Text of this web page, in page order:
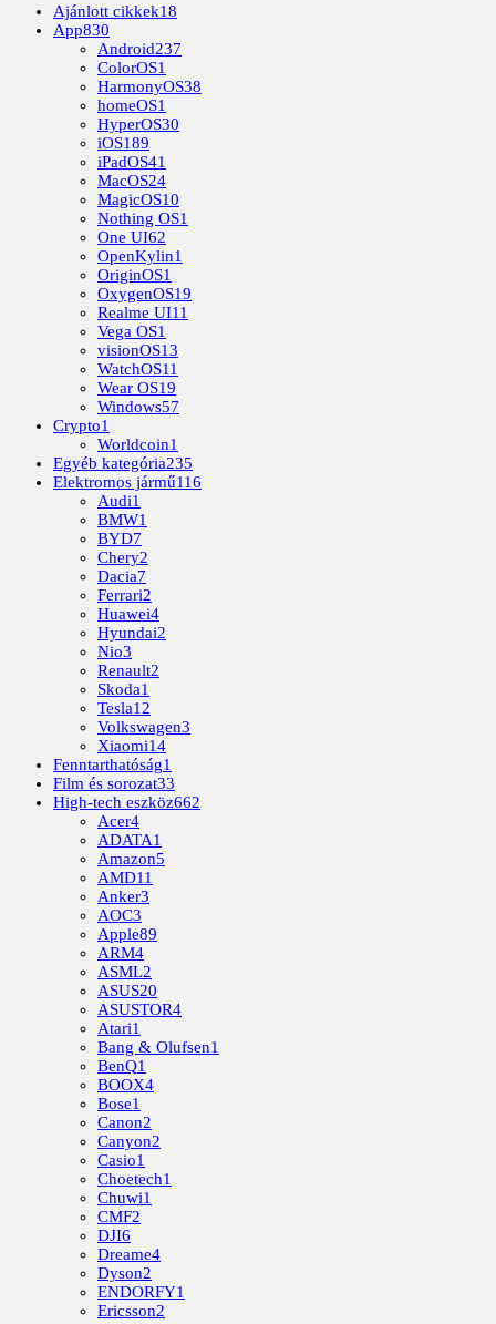
Ajánlott cikkek18
App830
Android237
ColorOS1
HarmonyOS38
homeOS1
HyperOS30
iOS189
iPadOS41
MacOS24
MagicOS10
Nothing OS1
One UI62
OpenKylin1
OriginOS1
OxygenOS19
Realme UI11
Vega OS1
visionOS13
WatchOS11
Wear OS19
Windows57
Crypto1
Worldcoin1
Egyéb kategória235
Elektromos jármű116
Audi1
BMW1
BYD7
Chery2
Dacia7
Ferrari2
Huawei4
Hyundai2
Nio3
Renault2
Skoda1
Tesla12
Volkswagen3
Xiaomi14
Fenntarthatóság1
Film és sorozat33
High-tech eszköz662
Acer4
ADATA1
Amazon5
AMD11
Anker3
AOC3
Apple89
ARM4
ASML2
ASUS20
ASUSTOR4
Atari1
Bang & Olufsen1
BenQ1
BOOX4
Bose1
Canon2
Canyon2
Casio1
Choetech1
Chuwi1
CMF2
DJI6
Dreame4
Dyson2
ENDORFY1
Ericsson2